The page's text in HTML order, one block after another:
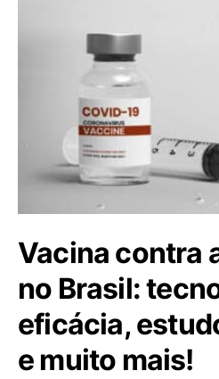
Vacina contra
no Brasil:
eficácia,
e muito mais!